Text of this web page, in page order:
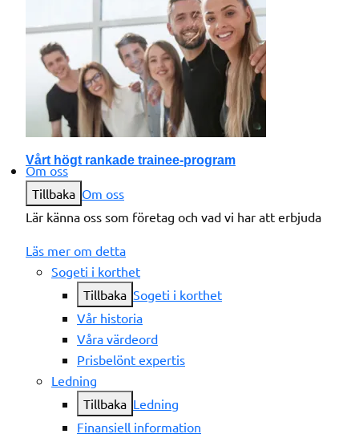
Vårt högt rankade trainee-program
Om oss
Tillbaka Om oss
Lär känna oss som företag och vad vi har att erbjuda
Läs mer om detta
Sogeti i korthet
Tillbaka Sogeti i korthet
Vår historia
Våra värdeord
Prisbelönt expertis
Ledning
Tillbaka Ledning
Finansiell information